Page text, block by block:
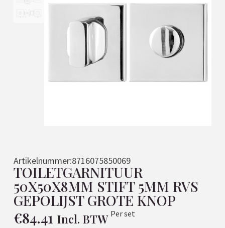
Artikelnummer:8716075850069
TOILETGARNITUUR
50X50X8MM STIFT 5MM RVS
GEPOLIJST GROTE KNOP
€84.41 Incl. BTW Per set